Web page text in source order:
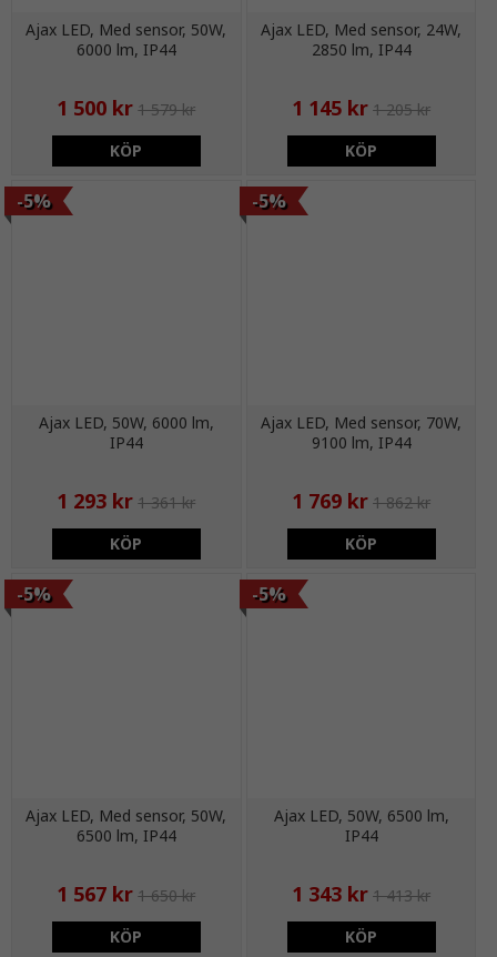
Ajax LED, Med sensor, 50W,
6000 lm, IP44
1 500 kr 1 579 kr
KÖP
Ajax LED, Med sensor, 24W,
2850 lm, IP44
1 145 kr 1 205 kr
KÖP
Ajax LED, 50W, 6000 lm,
IP44
-5%
1 293 kr 1 361 kr
KÖP
Ajax LED, Med sensor, 70W,
9100 lm, IP44
-5%
1 769 kr 1 862 kr
KÖP
Ajax LED, Med sensor, 50W,
6500 lm, IP44
-5%
1 567 kr 1 650 kr
KÖP
Ajax LED, 50W, 6500 lm,
IP44
-5%
1 343 kr 1 413 kr
KÖP